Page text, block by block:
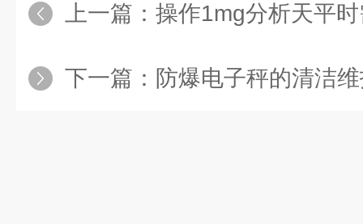
上一篇： 操作1mg分析天平
下一篇： 防爆电子秤的清洁维